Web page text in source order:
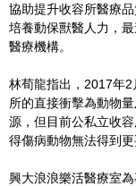
協助提升收容所醫療
培養動保獸醫人力，
醫療機構。
林荀龍指出，2017年
所的直接衝擊為動物
源，但目前公私立收
得傷病動物無法得到更
興大浪浪樂活醫療室